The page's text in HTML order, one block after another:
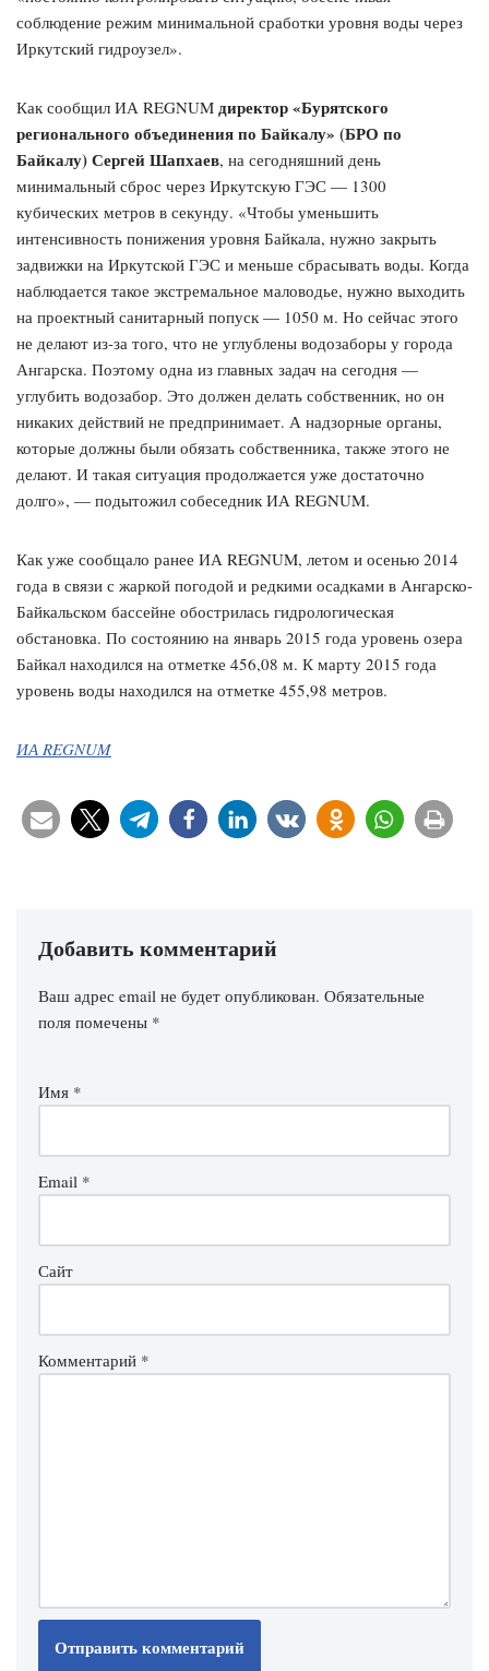
соблюдение режим минимальной сработки уровня воды через
Иркутский гидроузел».
Как сообщил ИА REGNUM директор «Бурятского
регионального объединения по Байкалу» (БРО по
Байкалу) Сергей Шапхаев, на сегодняшний день
минимальный сброс через Иркутскую ГЭС — 1300
кубических метров в секунду. «Чтобы уменьшить
интенсивность понижения уровня Байкала, нужно закрыть
задвижки на Иркутской ГЭС и меньше сбрасывать воды. Когда
наблюдается такое экстремальное маловодье, нужно выходить
на проектный санитарный попуск — 1050 м. Но сейчас этого
не делают из-за того, что не углублены водозаборы у города
Ангарска. Поэтому одна из главных задач на сегодня —
углубить водозабор. Это должен делать собственник, но он
никаких действий не предпринимает. А надзорные органы,
которые должны были обязать собственника, также этого не
делают. И такая ситуация продолжается уже достаточно
долго», — подытожил собеседник ИА REGNUM.
Как уже сообщало ранее ИА REGNUM, летом и осенью 2014
года в связи с жаркой погодой и редкими осадками в Ангарско-
Байкальском бассейне обострилась гидрологическая
обстановка. По состоянию на январь 2015 года уровень озера
Байкал находился на отметке 456,08 м. К марту 2015 года
уровень воды находился на отметке 455,98 метров.
ИА REGNUM
Добавить комментарий
Ваш адрес email не будет опубликован. Обязательные
поля помечены *
Имя *
Email *
Сайт
Комментарий *